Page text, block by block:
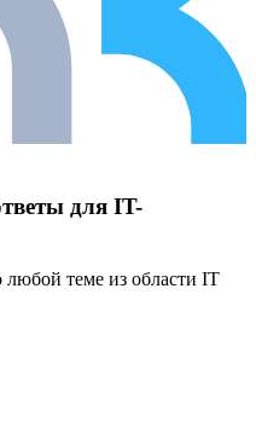
для IT-
теме из области IT